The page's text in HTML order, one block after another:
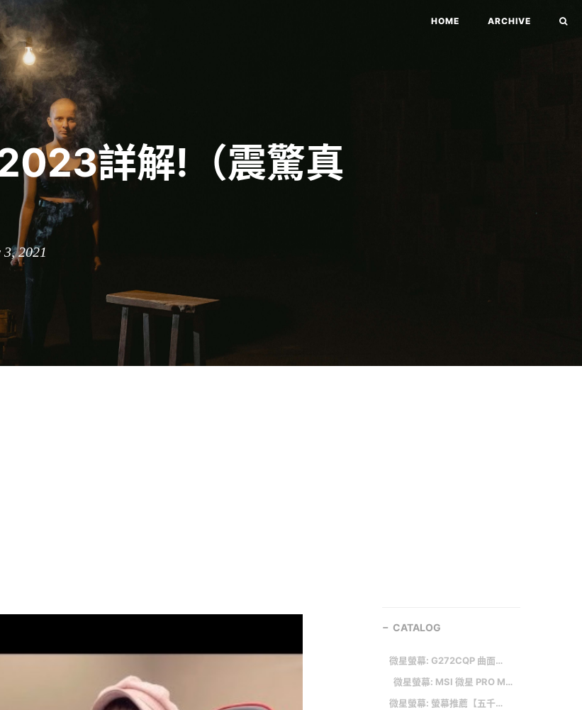
HOME ARCHIVE
詳解!（震驚真
2021
CATALOG
微星螢幕: G272CQP 曲面電競顯示器 (WQHD / HDR / 170Hz / 1ms)
微星螢幕: MSI 微星 PRO MP243X 24吋 FHD IPS護眼商務螢幕
微星螢幕: 螢幕推薦【五千有找】便宜平價CP王！8大必購口袋名單